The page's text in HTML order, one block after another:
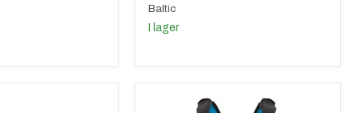
Baltic
I lager